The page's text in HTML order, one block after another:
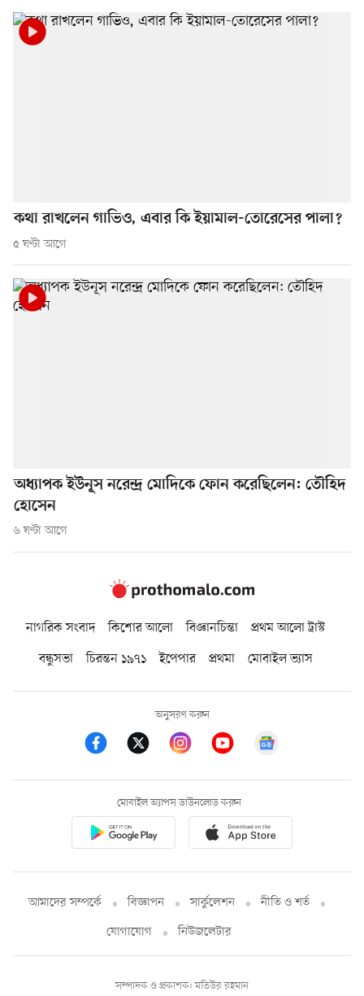
কথা রাখলেন গাভিও, এবার কি ইয়ামাল-তোরেসের পালা?
৫ ঘণ্টা আগে
অধ্যাপক ইউনূস নরেন্দ্র মোদিকে ফোন করেছিলেন: তৌহিদ
হোসেন
৬ ঘণ্টা আগে
নাগরিক সংবাদ কিশোর আলো বিজ্ঞানচিন্তা
প্রথম আলো ট্রাস্ট
বন্ধুসভা
চিরন্তন ১৯৭১ ইপেপার প্রথমা মোবাইল ভ্যাস
অনুসরণ করুন
মোবাইল অ্যাপস ডাউনলোড করুন
আমাদের সম্পর্কে বিজ্ঞাপন সার্কুলেশন
নীতি ও শর্ত
যোগাযোগ
নিউজলেটার
সম্পাদক ও প্রকাশক: মতিউর রহমান